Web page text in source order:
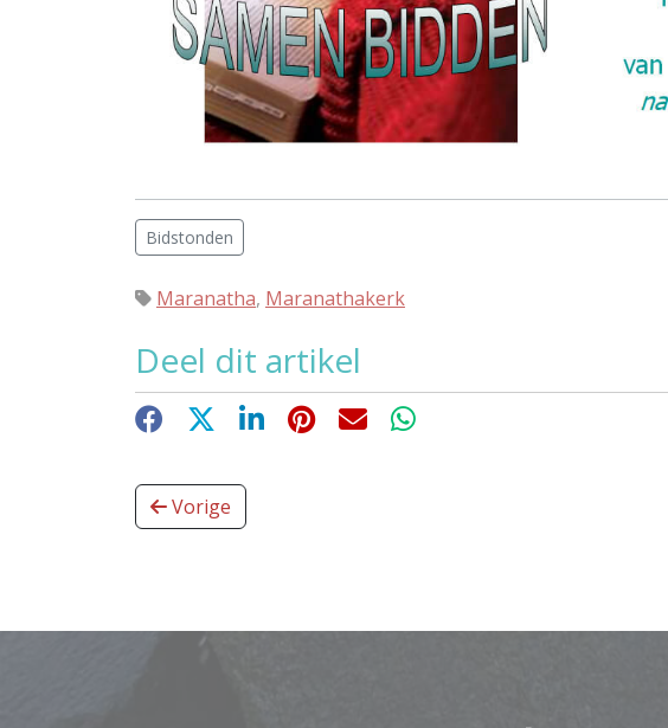
Bidstonden
Maranatha, Maranathakerk
Deel dit artikel
Facebook LinkedInPinterestE-mailWhatsApp
Vorige